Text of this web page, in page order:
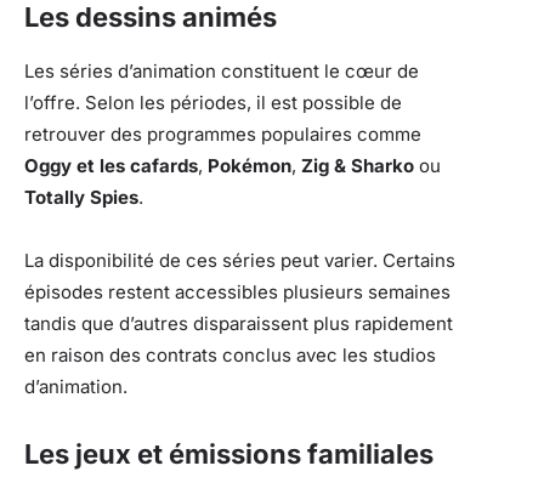
Les dessins animés
Les séries d’animation constituent le cœur de
l’offre. Selon les périodes, il est possible de
retrouver des programmes populaires comme
Oggy et les cafards, Pokémon, Zig & Sharko ou
Totally Spies.
La disponibilité de ces séries peut varier. Certains
épisodes restent accessibles plusieurs semaines
tandis que d’autres disparaissent plus rapidement
en raison des contrats conclus avec les studios
d’animation.
Les jeux et émissions familiales